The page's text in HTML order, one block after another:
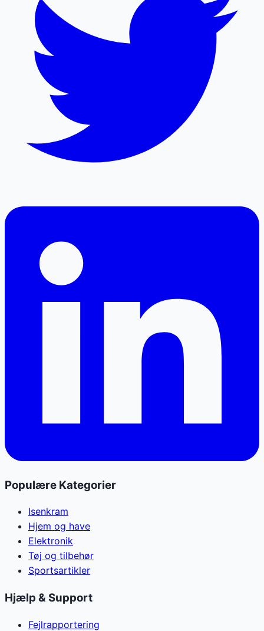
Populære Kategorier
Isenkram
Hjem og have
Elektronik
Tøj og tilbehør
Sportsartikler
Hjælp & Support
Fejlrapportering